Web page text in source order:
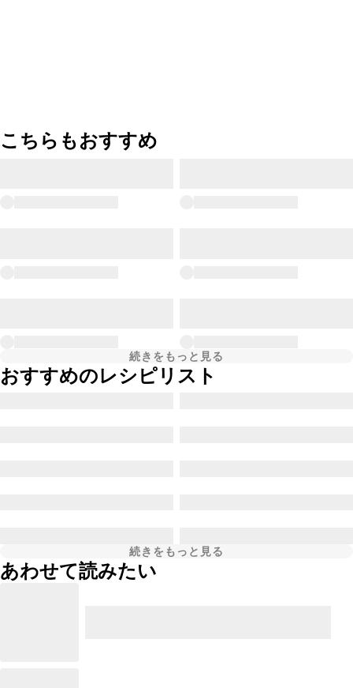
こちらもおすすめ
続きをもっと見る
おすすめのレシピリスト
続きをもっと見る
あわせて読みたい